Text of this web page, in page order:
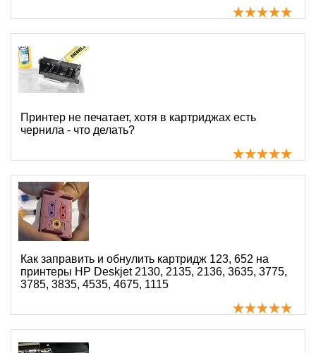
Принтер не печатает, хотя в картриджах есть
чернила - что делать?
Как заправить и обнулить картридж 123, 652 на
принтеры HP Deskjet 2130, 2135, 2136, 3635, 3775,
3785, 3835, 4535, 4675, 1115